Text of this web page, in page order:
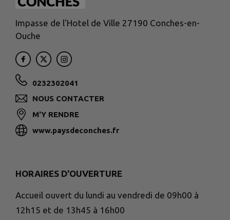
Impasse de l'Hotel de Ville 27190 Conches-en-
Ouche
0232302041
NOUS CONTACTER
M'Y RENDRE
www.paysdeconches.fr
HORAIRES D'OUVERTURE
Accueil ouvert du lundi au vendredi de 09h00 à
12h15 et de 13h45 à 16h00